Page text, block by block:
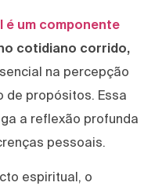
é um componente
cotidiano corrido,
na percepção
de propósitos. Essa
a reflexão profunda
pessoais.
espiritual, o